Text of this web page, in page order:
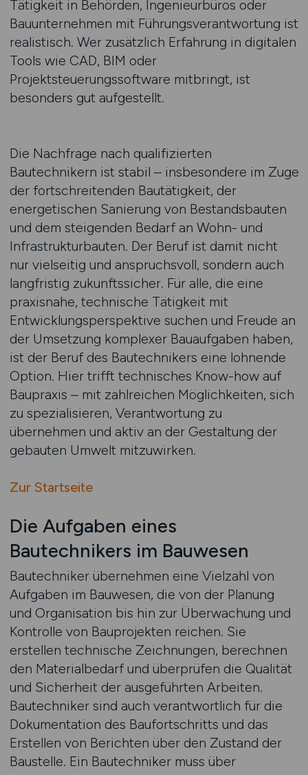
Tätigkeit in Behörden, Ingenieurbüros oder
Bauunternehmen mit Führungsverantwortung ist
realistisch. Wer zusätzlich Erfahrung in digitalen
Tools wie CAD, BIM oder
Projektsteuerungssoftware mitbringt, ist
besonders gut aufgestellt.
Die Nachfrage nach qualifizierten
Bautechnikern ist stabil – insbesondere im Zuge
der fortschreitenden Bautätigkeit, der
energetischen Sanierung von Bestandsbauten
und dem steigenden Bedarf an Wohn- und
Infrastrukturbauten. Der Beruf ist damit nicht
nur vielseitig und anspruchsvoll, sondern auch
langfristig zukunftssicher. Für alle, die eine
praxisnahe, technische Tätigkeit mit
Entwicklungsperspektive suchen und Freude an
der Umsetzung komplexer Bauaufgaben haben,
ist der Beruf des Bautechnikers eine lohnende
Option. Hier trifft technisches Know-how auf
Baupraxis – mit zahlreichen Möglichkeiten, sich
zu spezialisieren, Verantwortung zu
übernehmen und aktiv an der Gestaltung der
gebauten Umwelt mitzuwirken.
Zur Startseite
Die Aufgaben eines
Bautechnikers im Bauwesen
Bautechniker übernehmen eine Vielzahl von
Aufgaben im Bauwesen, die von der Planung
und Organisation bis hin zur Überwachung und
Kontrolle von Bauprojekten reichen. Sie
erstellen technische Zeichnungen, berechnen
den Materialbedarf und überprüfen die Qualität
und Sicherheit der ausgeführten Arbeiten.
Bautechniker sind auch verantwortlich für die
Dokumentation des Baufortschritts und das
Erstellen von Berichten über den Zustand der
Baustelle. Ein Bautechniker muss über